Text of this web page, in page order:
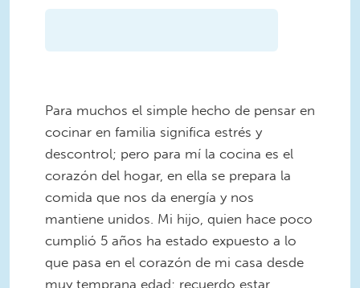
Para muchos el simple hecho de pensar en
cocinar en familia significa estrés y
descontrol; pero para mí la cocina es el
corazón del hogar, en ella se prepara la
comida que nos da energía y nos
mantiene unidos. Mi hijo, quien hace poco
cumplió 5 años ha estado expuesto a lo
que pasa en el corazón de mi casa desde
muy temprana edad; recuerdo estar